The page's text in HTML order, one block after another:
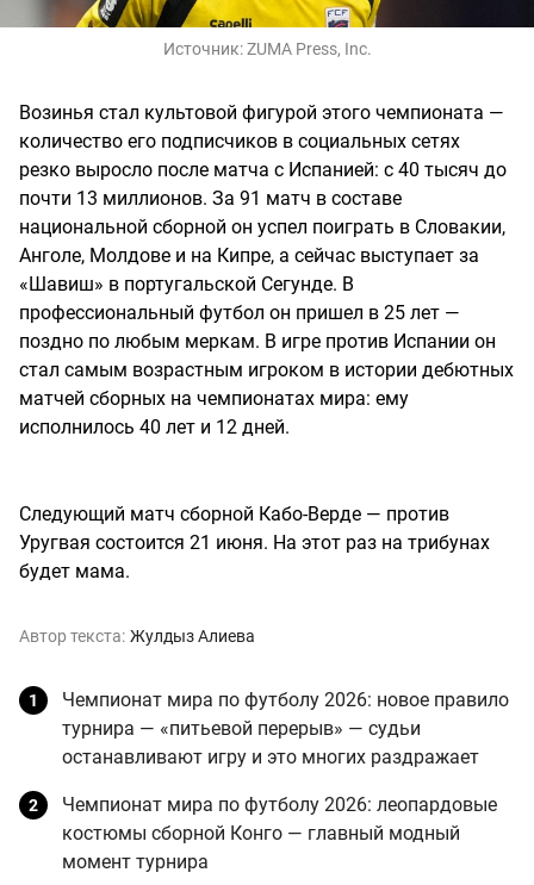
Источник:ZUMA Press, Inc.
Возинья стал культовой фигурой этого чемпионата —
количество его подписчиков в социальных сетях
резко выросло после матча с Испанией: с 40 тысяч до
почти 13 миллионов. За 91 матч в составе
национальной сборной он успел поиграть в Словакии,
Анголе, Молдове и на Кипре, а сейчас выступает за
«Шавиш» в португальской Сегунде. В
профессиональный футбол он пришел в 25 лет —
поздно по любым меркам. В игре против Испании он
стал самым возрастным игроком в истории дебютных
матчей сборных на чемпионатах мира: ему
исполнилось 40 лет и 12 дней.
Следующий матч сборной Кабо-Верде — против
Уругвая состоится 21 июня. На этот раз на трибунах
будет мама.​​​​​​​​​​​​​​​​
Автор текста: Жулдыз Алиева
Чемпионат мира по футболу 2026: новое правило
турнира — «питьевой перерыв» — судьи
останавливают игру и это многих раздражает
Чемпионат мира по футболу 2026: леопардовые
костюмы сборной Конго — главный модный
момент турнира